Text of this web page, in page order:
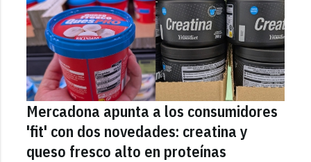
Mercadona apunta a los consumidores
'fit' con dos novedades: creatina y
queso fresco alto en proteínas